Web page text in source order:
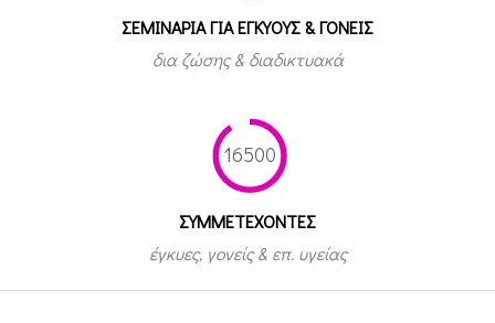
ΣΕΜΙΝΑΡΙΑ ΓΙΑ ΕΓΚΥΟΥΣ & ΓΟΝΕΙΣ
δια ζώσης & διαδικτυακά
16500
ΣΥΜΜΕΤEΧΟΝΤΕΣ
έγκυες, γονείς & επ. υγείας